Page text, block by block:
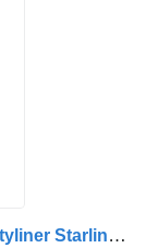
36.79201-6009 bumper voor Neoplan Cityliner Starliner bus